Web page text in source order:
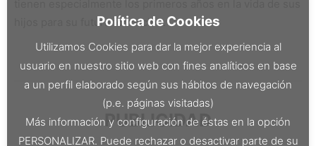
hijos para su futura formación.
PUBLICIDAD
Política de Cookies
Utilizamos Cookies para dar la mejor experiencia al
usuario en nuestro sitio web con fines analíticos en base
a un perfil elaborado según sus hábitos de navegación
(p.e. páginas visitadas)
Más información y configuración de éstas en la opción
PERSONALIZAR. Puede rechazar o desactivar parte de su